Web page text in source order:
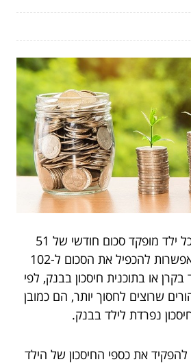
על פי החוק הקיים, לכל ילד מופקד סכום חודשי של 51
שקלים, כאשר ישנה אפשרות להכפיל את הסכום ל-102
או בתוכנית חיסכון בבנק, לפי
שרוצים לחסוך יותר, הם כמובן
נפרדת לילד בבנק.
את כספי החיסכון של הילד